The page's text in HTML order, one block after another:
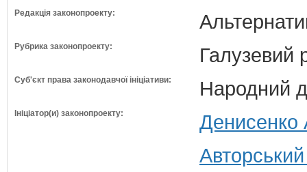
Редакція законопроекту:
Рубрика законопроекту: Галузевий
Суб'єкт права законодавчої ініціативи: Народний
Ініціатор(и) законопроекту:
Денисенко